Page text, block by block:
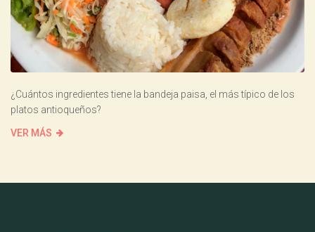
¿Cuántos ingredientes tiene la bandeja paisa, el más típico de los
platos antioqueños?
VER MÁS